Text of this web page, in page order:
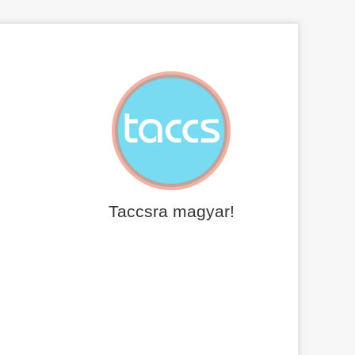
Taccsra magyar!